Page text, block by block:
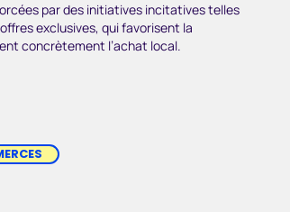
par des initiatives incitatives telles
exclusives, qui favorisent la
concrètement l’achat local.